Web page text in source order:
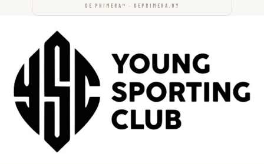
DE PRIMERA™ · DEPRIMERA.UY